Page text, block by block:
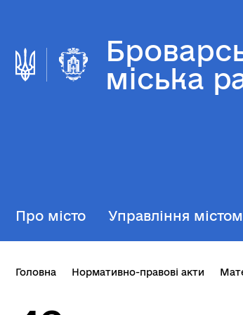
міська
Про місто Управління містом
Головна Нормативно-правові акти